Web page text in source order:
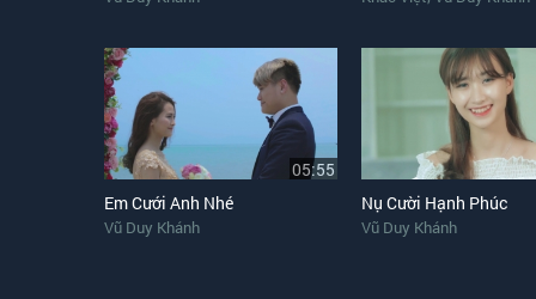
2. Người ơi nay hết rồi
Tình duyên lìa hai lối
Giờ em đi với đời
Anh về lòng tê tái
Lệ rơi trong tiếng cười.
Xin Gọi Nhau Là Cố Nhân
05:55
Em Cưới Anh Nhé
Vũ Duy Khánh
Nụ Cười Hạnh Phúc
Vũ Duy Khánh